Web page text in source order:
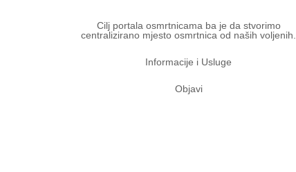
Cilj portala osmrtnicama ba je da stvorimo
centralizirano mjesto osmrtnica od naših voljenih.
Informacije i Usluge
Objavi